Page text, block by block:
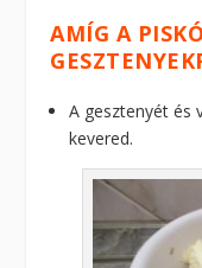
AMÍG A
A gesztenyét és
kevered.